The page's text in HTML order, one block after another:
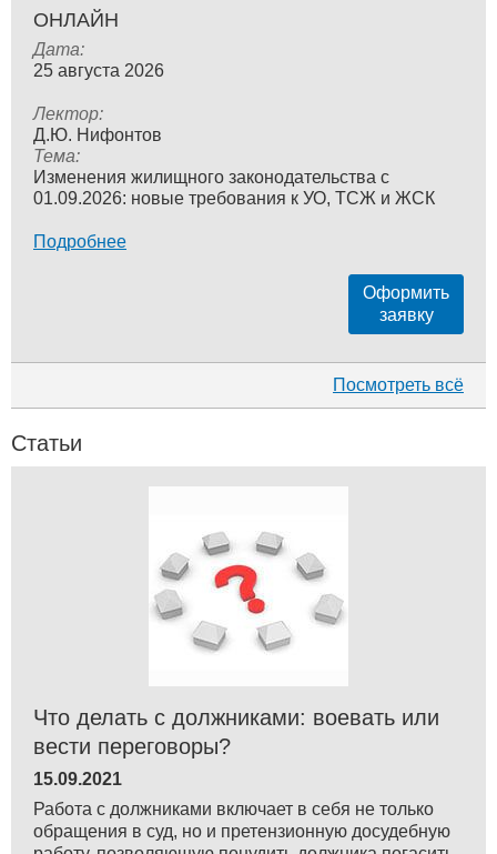
ОНЛАЙН
Дата:
25 августа 2026
Лектор:
Д.Ю. Нифонтов
Тема:
Изменения жилищного законодательства с
01.09.2026: новые требования к УО, ТСЖ и ЖСК
Подробнее
Оформить
заявку
Посмотреть всё
Статьи
Что делать с должниками: воевать или
вести переговоры?
15.09.2021
Работа с должниками включает в себя не только
обращения в суд, но и претензионную досудебную